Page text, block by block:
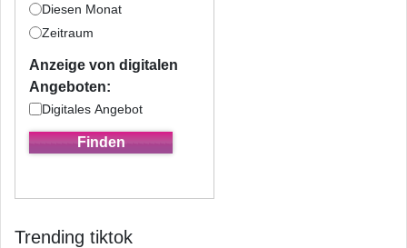
Diesen Monat
Zeitraum
Anzeige von digitalen
Angeboten:
Digitales Angebot
Trending tiktok